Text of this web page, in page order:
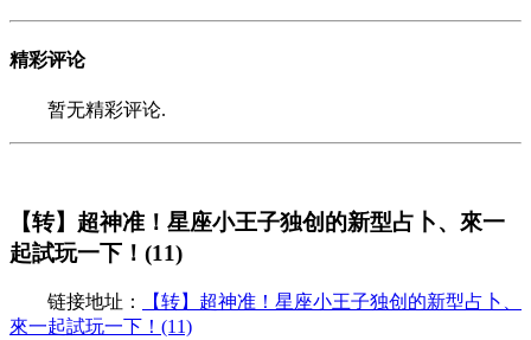
精彩评论
暂无精彩评论.
【转】超神准！星座小王子独创的新型占卜、來一
起試玩一下！(11)
链接地址：
【转】超神准！星座小王子独创的新型占卜、
來一起試玩一下！(11)